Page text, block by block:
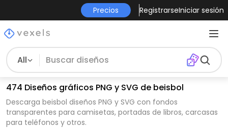
Precios RegistrarseIniciar sesión
All
474 Diseños gráficos PNG y SVG de beisbol
Descarga beisbol diseños PNG y SVG con fondos
transparentes para camisetas, portadas de libros, carcasas
para teléfonos y otros.